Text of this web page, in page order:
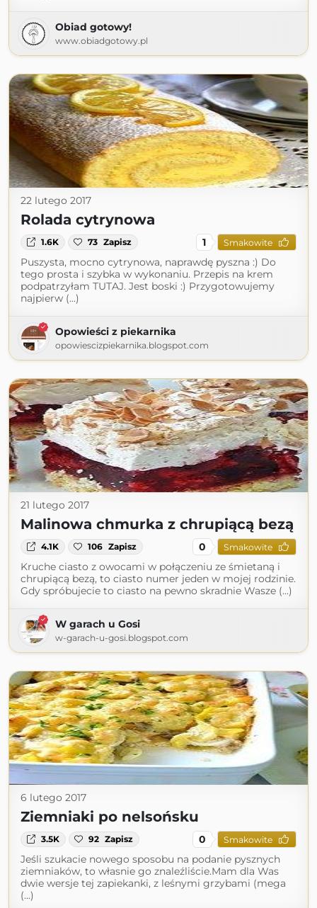
Obiad gotowy!
www.obiadgotowy.pl
22 lutego 2017
Rolada cytrynowa
1.6K 73 Zapisz 1 Smakowite
Puszysta, mocno cytrynowa, naprawdę pyszna :) Do
tego prosta i szybka w wykonaniu. Przepis na krem
podpatrzyłam TUTAJ. Jest boski :) Przygotowujemy
najpierw (...)
Opowieści z piekarnika
opowiescizpiekarnika.blogspot.com
21 lutego 2017
Malinowa chmurka z chrupiącą bezą
4.1K 106 Zapisz 0 Smakowite
Kruche ciasto z owocami w połączeniu ze śmietaną i
chrupiącą bezą, to ciasto numer jeden w mojej rodzinie.
Gdy spróbujecie to ciasto na pewno skradnie Wasze (...)
W garach u Gosi
w-garach-u-gosi.blogspot.com
6 lutego 2017
Ziemniaki po nelsońsku
3.5K 92 Zapisz 0 Smakowite
Jeśli szukacie nowego sposobu na podanie pysznych
ziemniaków, to własnie go znaleźliście.Mam dla Was
dwie wersje tej zapiekanki, z leśnymi grzybami (mega
(...)